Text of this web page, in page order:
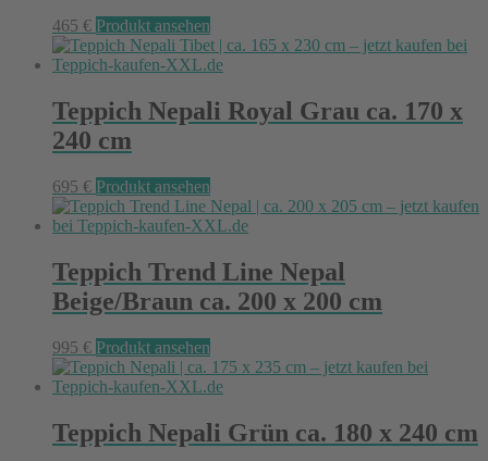
465 € Produkt ansehen
Teppich Nepali Royal Grau ca. 170 x
240 cm
695 € Produkt ansehen
Teppich Trend Line Nepal
Beige/Braun ca. 200 x 200 cm
995 € Produkt ansehen
Teppich Nepali Grün ca. 180 x 240 cm